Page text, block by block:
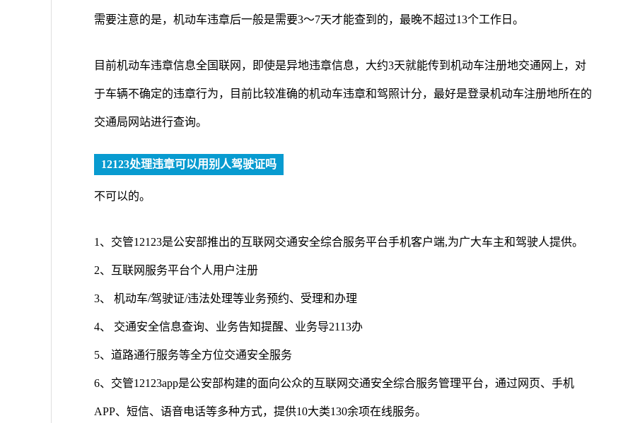
需要注意的是，机动车违章后一般是需要3～7天才能查到的，最晚不超过13个工作日。
目前机动车违章信息全国联网，即使是异地违章信息，大约3天就能传到机动车注册地交通网上，对
于车辆不确定的违章行为，目前比较准确的机动车违章和驾照计分，最好是登录机动车注册地所在的
交通局网站进行查询。
12123处理违章可以用别人驾驶证吗
不可以的。
1、交管12123是公安部推出的互联网交通安全综合服务平台手机客户端,为广大车主和驾驶人提供。
2、互联网服务平台个人用户注册
3、 机动车/驾驶证/违法处理等业务预约、受理和办理
4、 交通安全信息查询、业务告知提醒、业务导2113办
5、道路通行服务等全方位交通安全服务
6、交管12123app是公安部构建的面向公众的互联网交通安全综合服务管理平台，通过网页、手机
APP、短信、语音电话等多种方式，提供10大类130余项在线服务。